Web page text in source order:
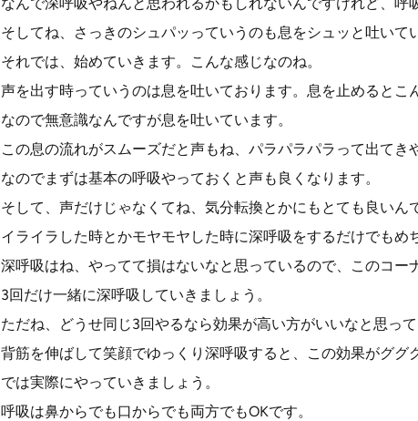
そしてね、さっきのシュパッっていうのも息をシュッと吐いて
それでは、始めていきます。こんな感じなのね。
声を出す時っていうのは息を吐いております。息を止めるとこ
なので無意識なんですが息を吐いています。
この息の流れがスムーズだと声もね、パラパラパラって出てき
なのでまずは基本の呼吸やっておくと声も良くなります。
そして、声だけじゃなくてね、気分転換とかにもとても良いん
イライラした時とかモヤモヤした時に深呼吸をするだけでもめ
深呼吸はね、やってて損はないなと思っているので、このコー
3回だけ一緒に深呼吸していきましょう。
ただね、どうせ同じ3回やるなら効果が高い方がいいなと思っ
背筋を伸ばして笑顔でゆっくり深呼吸すると、この効果がググ
では実際にやっていきましょう。
呼吸は鼻からでも口からでも両方でもOKです。